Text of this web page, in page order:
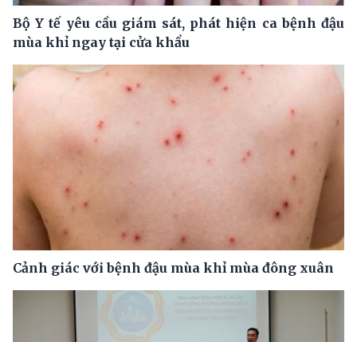
Bộ Y tế yêu cầu giám sát, phát hiện ca bệnh đậu
mùa khỉ ngay tại cửa khẩu
Cảnh giác với bệnh đậu mùa khỉ mùa đông xuân